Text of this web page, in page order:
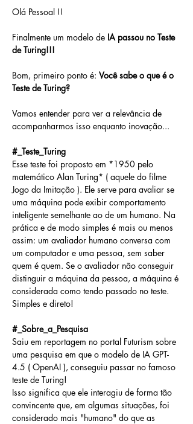
Olá Pessoal !!
Finalmente um modelo de IA passou no Teste
de Turing!!!
Bom, primeiro ponto é: Você sabe o que é o
Teste de Turing?
Vamos entender para ver a relevância de
acompanharmos isso enquanto inovação...
#_Teste_Turing
Esse teste foi proposto em *1950 pelo
matemático Alan Turing* ( aquele do filme
Jogo da Imitação ). Ele serve para avaliar se
uma máquina pode exibir comportamento
inteligente semelhante ao de um humano. Na
prática e de modo simples é mais ou menos
assim: um avaliador humano conversa com
um computador e uma pessoa, sem saber
quem é quem. Se o avaliador não conseguir
distinguir a máquina da pessoa, a máquina é
considerada como tendo passado no teste.
Simples e direto!
#_Sobre_a_Pesquisa
Saiu em reportagem no portal Futurism sobre
uma pesquisa em que o modelo de IA GPT-
4.5 ( OpenAI ), conseguiu passar no famoso
teste de Turing!
Isso significa que ele interagiu de forma tão
convincente que, em algumas situações, foi
considerado mais "humano" do que as